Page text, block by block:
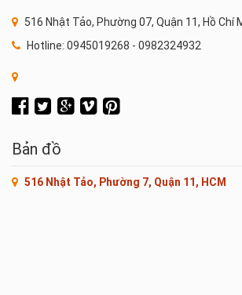
516 Nhật Tảo, Phường 07, Quận 11, Hồ Chí
Hotline: 0945019268 - 0982324932
Bản đồ
516 Nhật Tảo, Phường 7, Quận 11, HCM